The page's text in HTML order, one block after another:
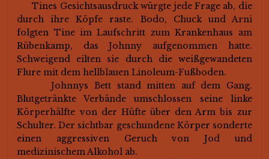
Tines Gesichtsausdruck würgte jede Frage ab, die
durch ihre Köpfe raste. Bodo, Chuck und Arni
folgten Tine im Laufschritt zum Krankenhaus am
Rübenkamp, das Johnny aufgenommen hatte.
Schweigend eilten sie durch die weißgewandeten
Flure mit dem hellblauen Linoleum-Fußboden.
Johnnys Bett stand mitten auf dem Gang.
Blutgetränkte Verbände umschlossen seine linke
Körperhälfte von der Hüfte über den Arm bis zur
Schulter. Der sichtbar geschundene Körper sonderte
einen aggressiven Geruch von Jod und
medizinischem Alkohol ab.